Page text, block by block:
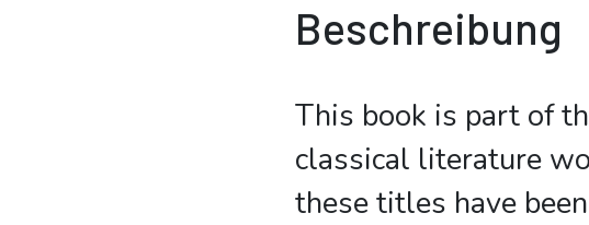
Beschreibung
This book is part of
classical literature
these titles have